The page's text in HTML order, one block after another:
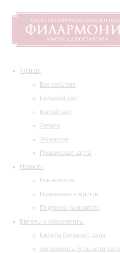
Афиша
Все события
Большой зал
Малый зал
Лекции
Экскурсии
Пушкинская карта
Новости
Все новости
Изменения в афише
Подписка на новости
Билеты и абонементы
Билеты Большого зала
Абонементы Большого зала